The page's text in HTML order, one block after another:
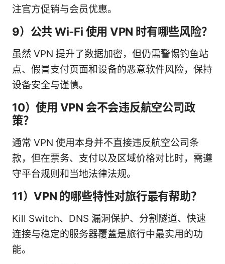
注官方促销与会员优惠。
9）公共 Wi‑Fi 使用 VPN 时有哪些风险？
虽然 VPN 提升了数据加密，但仍需警惕钓鱼站
点、假冒支付页面和设备的恶意软件风险，保持
设备安全与谨慎。
10）使用 VPN 会不会违反航空公司政
策？
通常 VPN 使用本身并不直接违反航空公司条
款，但在票务、支付以及区域价格对比时，需遵
守平台规则和当地法律法规。
11）VPN 的哪些特性对旅行最有帮助？
Kill Switch、DNS 漏洞保护、分割隧道、快速
连接与稳定的服务器覆蓋是旅行中最实用的功
能。